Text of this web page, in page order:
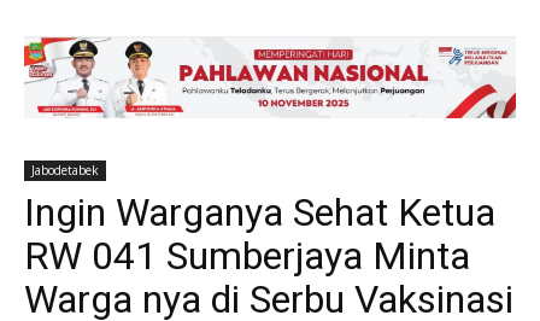
Jabodetabek
Ingin Warganya Sehat Ketua
RW 041 Sumberjaya Minta
Warga nya di Serbu Vaksinasi